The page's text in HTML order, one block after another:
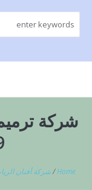
شركة
Home
/شركة أفنان